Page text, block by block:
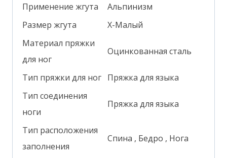
Применение жгута
Альпинизм
Размер жгута
X-Малый
Материал пряжки
для ног
Оцинкованная сталь
Тип пряжки для ног Пряжка для языка
Тип соединения
ноги
Пряжка для языка
Тип расположения
заполнения
Спина , Бедро , Нога